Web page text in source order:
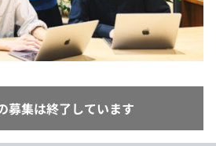
募集は終了しています